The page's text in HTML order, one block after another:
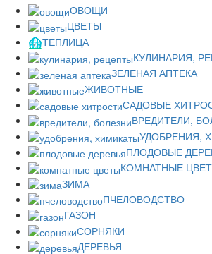
ОВОЩИ
ЦВЕТЫ
ТЕПЛИЦА
КУЛИНАРИЯ,
ЗЕЛЕНАЯ АПТЕКА
ЖИВОТНЫЕ
САДОВЫЕ
ВРЕДИТЕЛИ,
УДОБРЕНИЯ,
ПЛОДОВЫЕ
КОМНАТНЫЕ
ЗИМА
ПЧЕЛОВОДСТВО
ГАЗОН
СОРНЯКИ
ДЕРЕВЬЯ